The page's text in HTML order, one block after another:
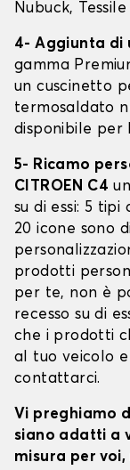
Nubuck, Tessile
4- Aggiunta di
gamma
un cuscinetto
termosaldato
disponibile per
5- Ricamo
CITROEN C4
su di essi: 5
20 icone sono
prodotti
per te, non è
recesso su di
che i prodotti
al tuo veicolo
contattarci.
Vi preghiamo
siano adatti a
misura per